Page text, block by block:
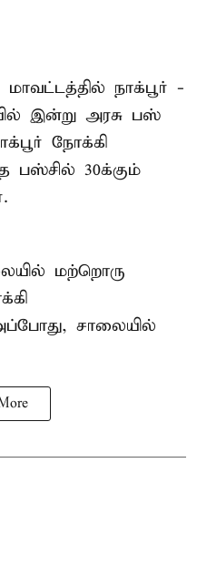
மாவட்டத்தில் நாக்பூர் -
இன்று அரசு பஸ்
நோக்கி
பஸ்சில் 30க்கும்
மற்றொரு
சாலையில்